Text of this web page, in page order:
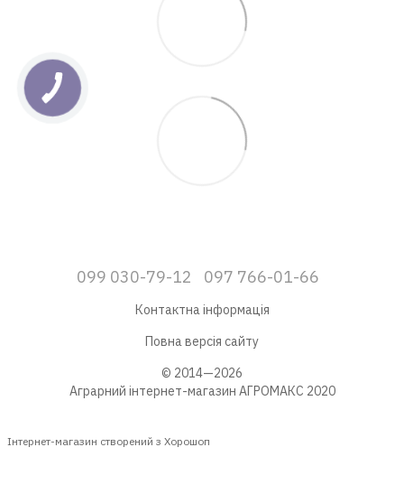
099 030-79-12 097 766-01-66
Контактна інформація
Повна версія сайту
© 2014—2026
Аграрний інтернет-магазин АГРОМАКС 2020
Інтернет-магазин створений з Хорошоп